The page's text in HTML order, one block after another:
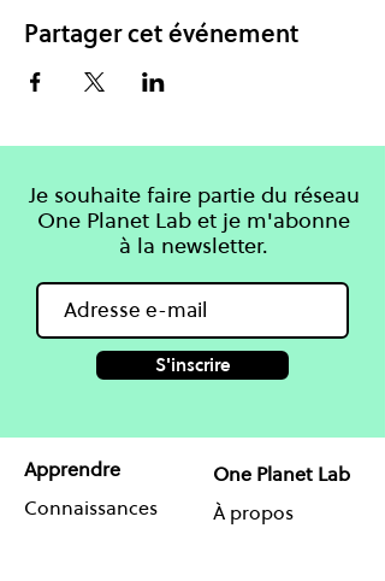
Partager cet événement
Je souhaite faire partie du réseau
One Planet Lab et je m'abonne
à la newsletter.
S'inscrire
Apprendre
Connaissances
One Planet Lab
À propos